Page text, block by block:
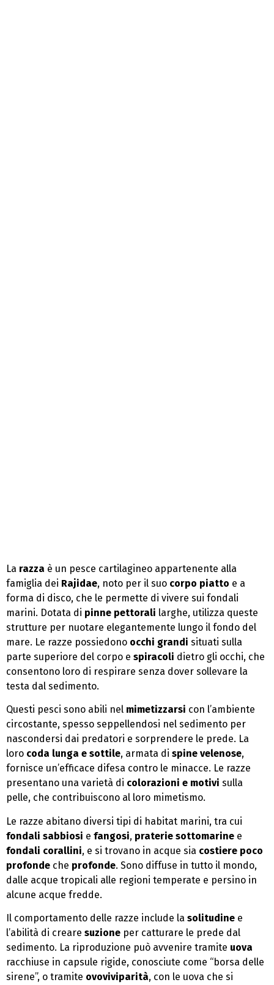
La razza è un pesce cartilagineo appartenente alla
famiglia dei Rajidae, noto per il suo corpo piatto e a
forma di disco, che le permette di vivere sui fondali
marini. Dotata di pinne pettorali larghe, utilizza queste
strutture per nuotare elegantemente lungo il fondo del
mare. Le razze possiedono occhi grandi situati sulla
parte superiore del corpo e spiracoli dietro gli occhi, che
consentono loro di respirare senza dover sollevare la
testa dal sedimento.
Questi pesci sono abili nel mimetizzarsi con l’ambiente
circostante, spesso seppellendosi nel sedimento per
nascondersi dai predatori e sorprendere le prede. La
loro coda lunga e sottile, armata di spine velenose,
fornisce un’efficace difesa contro le minacce. Le razze
presentano una varietà di colorazioni e motivi sulla
pelle, che contribuiscono al loro mimetismo.
Le razze abitano diversi tipi di habitat marini, tra cui
fondali sabbiosi e fangosi, praterie sottomarine e
fondali corallini, e si trovano in acque sia costiere poco
profonde che profonde. Sono diffuse in tutto il mondo,
dalle acque tropicali alle regioni temperate e persino in
alcune acque fredde.
Il comportamento delle razze include la solitudine e
l’abilità di creare suzione per catturare le prede dal
sedimento. La riproduzione può avvenire tramite uova
racchiuse in capsule rigide, conosciute come “borsa delle
sirene”, o tramite ovoviviparità, con le uova che si